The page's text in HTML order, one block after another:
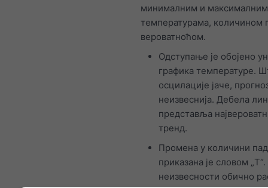
минималним и максималним
температурама, количином
вероватноћом.
Одступање је обојено
графика температуре.
осцилације јаче,
неизвеснија. Дебела
представља
тренд.
Промена у количини
приказана је словом
неизвесности обично